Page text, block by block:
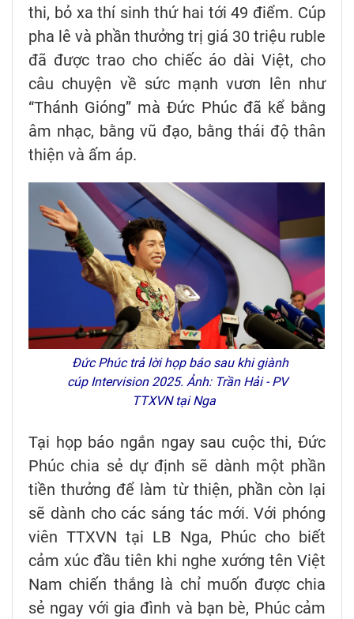
thi, bỏ xa thí sinh thứ hai tới 49 điểm. Cúp
pha lê và phần thưởng trị giá 30 triệu ruble
đã được trao cho chiếc áo dài Việt, cho
câu chuyện về sức mạnh vươn lên như
“Thánh Gióng” mà Đức Phúc đã kể bằng
âm nhạc, bằng vũ đạo, bằng thái độ thân
thiện và ấm áp.
Đức Phúc trả lời họp báo sau khi giành
cúp Intervision 2025. Ảnh: Trần Hải - PV
TTXVN tại Nga
Tại họp báo ngắn ngay sau cuộc thi, Đức
Phúc chia sẻ dự định sẽ dành một phần
tiền thưởng để làm từ thiện, phần còn lại
sẽ dành cho các sáng tác mới. Với phóng
viên TTXVN tại LB Nga, Phúc cho biết
cảm xúc đầu tiên khi nghe xướng tên Việt
Nam chiến thắng là chỉ muốn được chia
sẻ ngay với gia đình và bạn bè, Phúc cảm